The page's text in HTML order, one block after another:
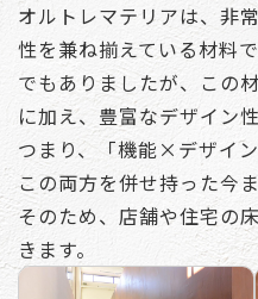
オルトレマテリアは、非
性を兼ね揃えている材料
でもありましたが、この
に加え、豊富なデザイン
つまり、「機能×デザイン
この両方を併せ持った今
そのため、店舗や住宅の
きます。